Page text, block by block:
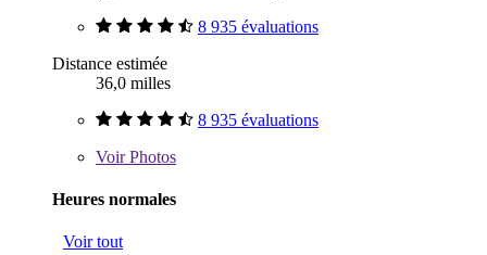
8 935 évaluations
Distance estimée
36,0 milles
8 935 évaluations
VoirPhotos
Heures normales
Voir tout